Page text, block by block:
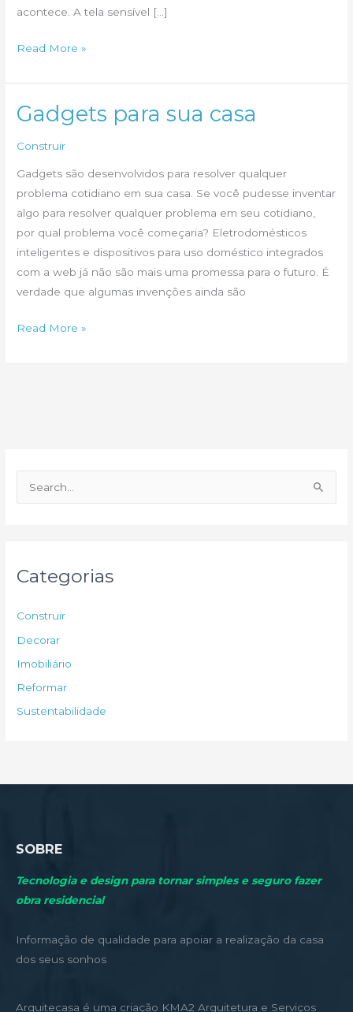
acontece. A tela sensível […]
Utilização
Vidro
no
Read More »
Gadgets para sua casa
Construir
Gadgets são desenvolvidos para resolver qualquer
problema cotidiano em sua casa. Se você pudesse inventar
algo para resolver qualquer problema em seu cotidiano,
por qual problema você começaria? Eletrodomésticos
inteligentes e dispositivos para uso doméstico integrados
com a web já não são mais uma promessa para o futuro. É
verdade que algumas invenções ainda são
Gadgets
Read More »
e
p
o
r
Categorias
Construir
Decorar
Imobiliário
Reformar
Sustentabilidade
SOBRE
Tecnologia e design para tornar simples e seguro fazer
obra residencial
Informação de qualidade para apoiar a realização da casa
dos seus sonhos
Arquitecasa é uma criação KMA2 Arquitetura e Serviços